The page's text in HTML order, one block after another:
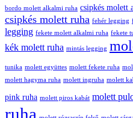
bordo molett alkalmi ruha csipkés molett
csipkés molett ruha fehér legging
legging fekete molett alkalmi ruha fekete
kék molett ruha mintás legging
tunika molett együttes molett fekete ruha
molett hagyma ruha molett ingruha molett
pink ruha molett piros kabát molett
ruha